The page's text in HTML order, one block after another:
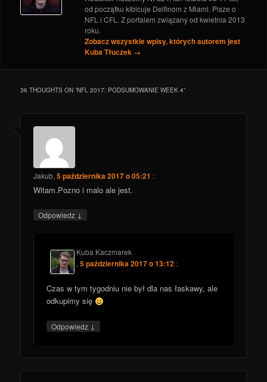
od początku kibicuje Delfinom z Miami. Pisze o
NFL i CFL. Z portalem związany od kwietnia 2013
roku.
Zobacz wszystkie wpisy, których autorem jest
Kuba Tłuczek →
36 THOUGHTS ON “NFL 2017: PODSUMOWANIE WEEK 4”
Jakub,5 października 2017 o 05:21 :
Witam.Pozno i malo ale jest.
Odpowiedz ↓
Kuba Kaczmarek
,5 października 2017 o 13:12 :
Czas w tym tygodniu nie był dla nas łaskawy, ale
odkupimy się
Odpowiedz ↓